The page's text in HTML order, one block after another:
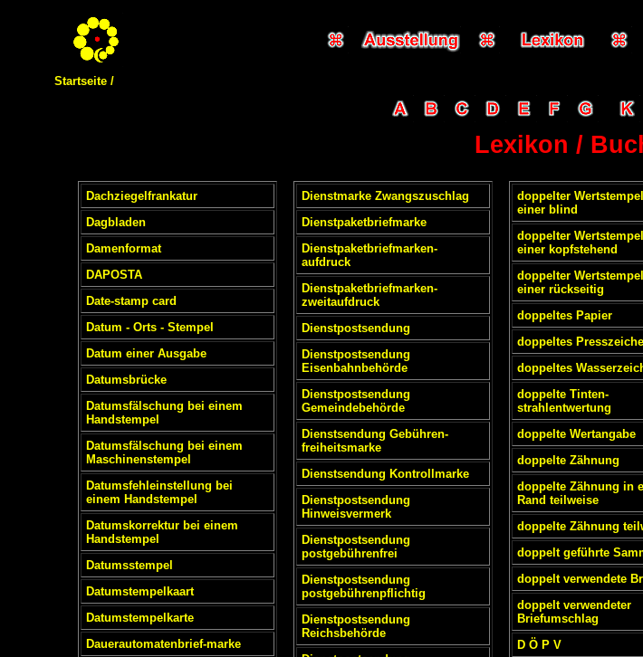
Startseite /
Lexikon /
Dachziegelfrankatur
Dagbladen
Damenformat
DAPOSTA
Date-stamp card
Datum - Orts - Stempel
Datum einer Ausgabe
Datumsbrücke
Datumsfälschung bei einem
Handstempel
Datumsfälschung bei einem
Maschinenstempel
Datumsfehleinstellung bei
einem Handstempel
Datumskorrektur bei einem
Handstempel
Datumsstempel
Datumstempelkaart
Datumstempelkarte
Dauerautomatenbrief-marke
Dienstmarke Zwangszuschlag
Dienstpaketbriefmarke
Dienstpaketbriefmarken-
aufdruck
Dienstpaketbriefmarken-
zweitaufdruck
Dienstpostsendung
Dienstpostsendung
Eisenbahnbehörde
Dienstpostsendung
Gemeindebehörde
Dienstsendung Gebühren-
freiheitsmarke
Dienstsendung Kontrollmarke
Dienstpostsendung
Hinweisvermerk
Dienstpostsendung
postgebührenfrei
Dienstpostsendung
postgebührenpflichtig
Dienstpostsendung
Reichsbehörde
doppelter
einer blind
doppelter
einer kopfstehend
doppelter
einer rückseitig
doppeltes Papier
doppeltes
doppeltes
doppelte Tinten-
strahlentwertung
doppelte Wertangabe
doppelte Zähnung
doppelte Zähnung in
Rand teilweise
doppelte Zähnung
doppelt geführte
doppelt verwendete
doppelt verwendeter
Briefumschlag
D Ö P V